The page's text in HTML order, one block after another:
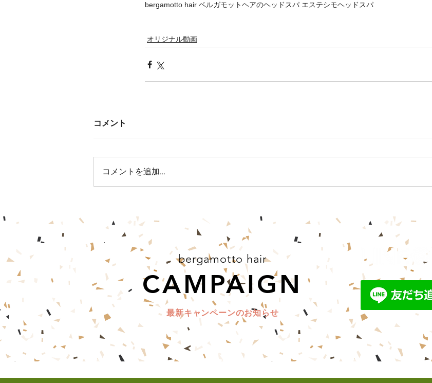
bergamotto hair ベルガモットヘアのヘッドスパ エステシモヘッドスパ
オリジナル動画
コメント
コメントを追加…
bergamotto hair
CAMPAIGN
最新キャンペーンのお知らせ